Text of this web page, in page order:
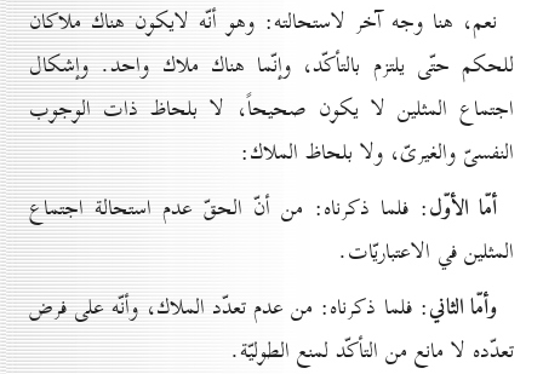
نعم، هنا وجه آخر لاستحالته: وهو أنّه لايكون هناك ملاكان
للحكم حتّى يلتزم بالتأكّد، وإنّما هناك ملاك واحد. وإشكال
اجتماع المثلين لا يكون صحيحاً، لا بلحاظ ذات الوجوب
النفسىّ والغيرىّ، ولا بلحاظ الملاك:
أمّا الأوّل: فلما ذكرناه: من أنّ الحقّ عدم استحالة اجتماع
المثلين في الاعتباريّات.
وأمّا الثاني: فلما ذكرناه: من عدم تعدّد الملاك، وأنّه على فرض
تعدّده لا مانع من التأكّد لمنع الطوليّة.